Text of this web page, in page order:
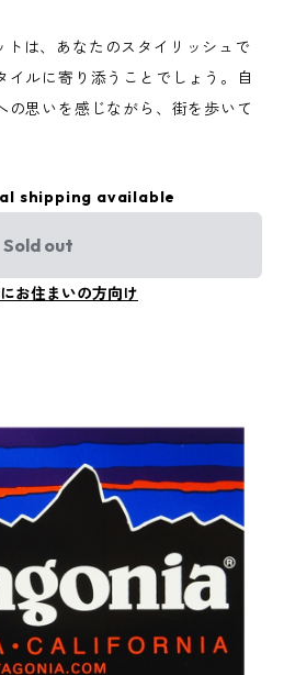
は、あなたのスタイリッシュで
イルに寄り添うことでしょう。自
の思いを感じながら、街を歩いて
shipping available
Sold out
お住まいの方向け